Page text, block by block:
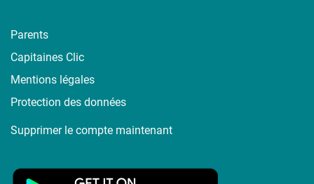
Parents
Capitaines Clic
Mentions légales
Protection des données
Supprimer le compte maintenant